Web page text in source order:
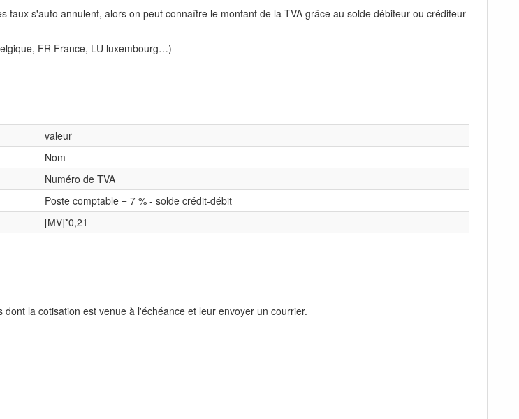
taux s'auto annulent, alors on peut connaître le montant de la TVA grâce au solde débiteur ou créditeur
FR France, LU luxembourg…)
valeur
Nom
Numéro de TVA
Poste comptable = 7 % - solde crédit-débit
[MV]*0,21
la cotisation est venue à l'échéance et leur envoyer un courrier.